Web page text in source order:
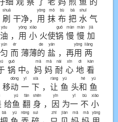
刷
shuā
干净， 用
yòng
抹
mǒ
布
bù
把
bǎ
水
shuǐ
气
油
yóu
， 用
yòng
小
xiǎo
火使锅
guō
慢
màn
慢
màn
加
jiā
匀
yún
而
ér
薄薄的
de
盐
yán
，再用
yòng
两
liǎng
锅
guō
中。 妈
mā
妈
mā
耐
nài
心
xīn
地
dì
看
kàn
移动
dòng
一
yī
下
xià
， 让
ràng
鱼
yú
头和
hé
鱼
yú
给鱼
yú
翻
fān
身
shēn
， 因
yīn
为一
yī
不
bù
小
xiǎo
bǎ yú nòng suì zhǐ jiàn mā mā yòng